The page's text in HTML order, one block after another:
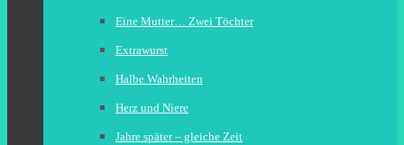
Eine Mutter… Zwei Töchter
Extrawurst
Halbe Wahrheiten
Herz und Niere
Jahre später – gleiche Zeit